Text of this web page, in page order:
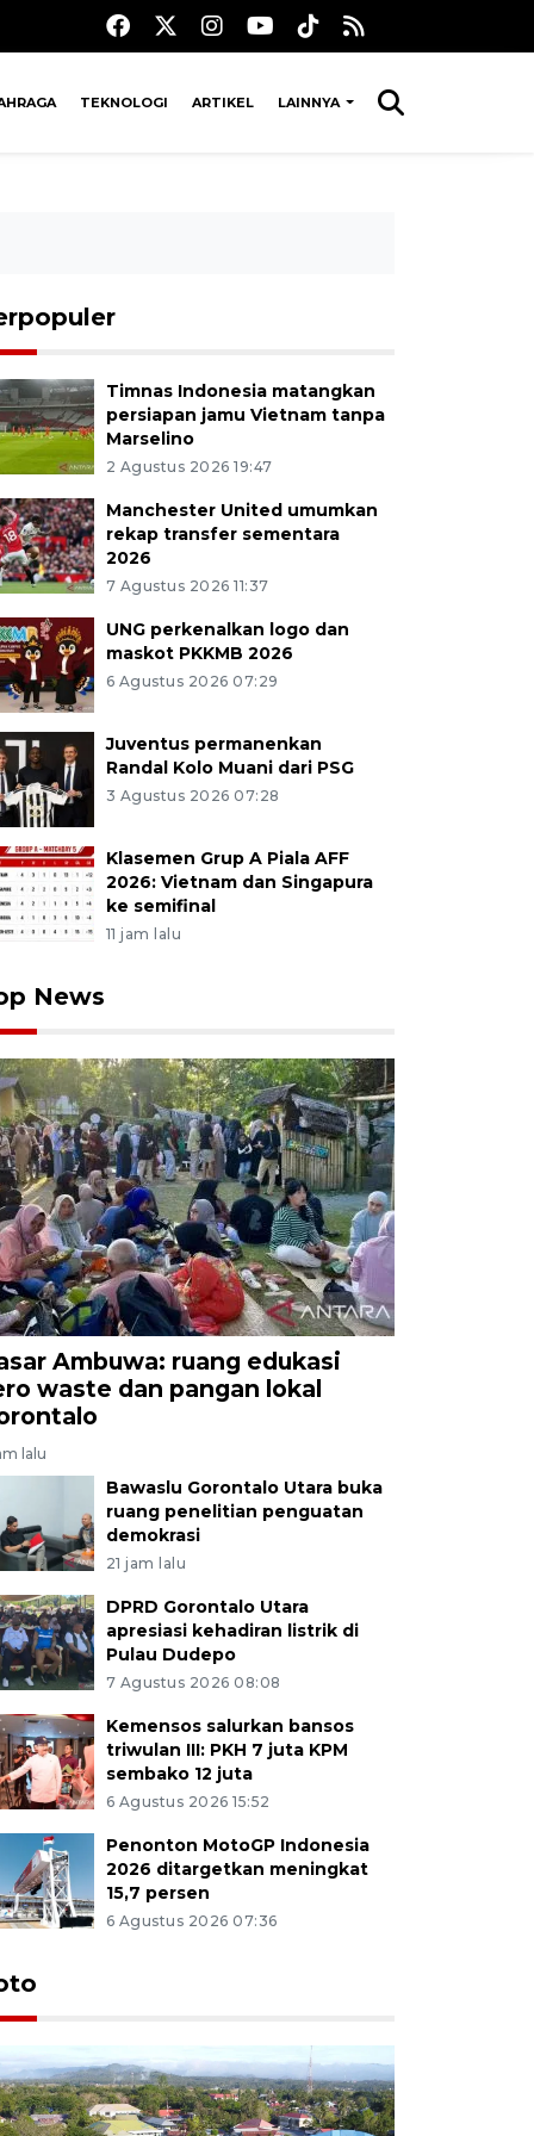
TEKNOLOGI ARTIKEL LAINNYA
Timnas Indonesia matangkan
persiapan jamu Vietnam tanpa
Marselino
2 Agustus 2026 19:47
Manchester United umumkan
rekap transfer sementara
2026
7 Agustus 2026 11:37
UNG perkenalkan logo dan
maskot PKKMB 2026
6 Agustus 2026 07:29
Juventus permanenkan
Randal Kolo Muani dari PSG
3 Agustus 2026 07:28
Klasemen Grup A Piala AFF
2026: Vietnam dan Singapura
ke semifinal
11 jam lalu
News
Ambuwa: ruang edukasi
waste dan pangan lokal
lalu
Bawaslu Gorontalo Utara buka
ruang penelitian penguatan
demokrasi
21 jam lalu
DPRD Gorontalo Utara
apresiasi kehadiran listrik di
Pulau Dudepo
7 Agustus 2026 08:08
Kemensos salurkan bansos
triwulan III: PKH 7 juta KPM
sembako 12 juta
6 Agustus 2026 15:52
Penonton MotoGP Indonesia
2026 ditargetkan meningkat
15,7 persen
6 Agustus 2026 07:36